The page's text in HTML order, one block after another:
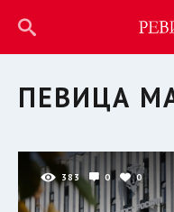
ПЕВИЦА
383 0 0